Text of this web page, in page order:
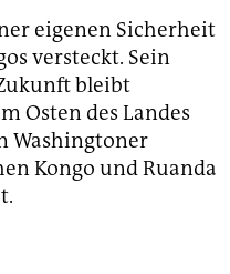
eigenen Sicherheit
versteckt. Sein
bleibt
Osten des Landes
Washingtoner
Kongo und Ruanda